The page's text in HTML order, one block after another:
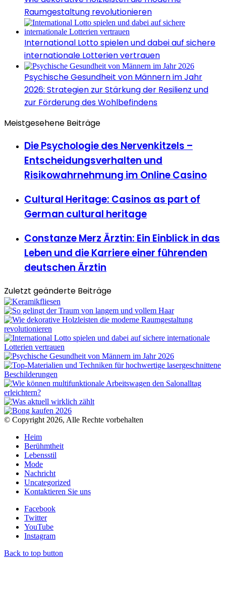
Raumgestaltung revolutionieren
International Lotto spielen und dabei auf sichere
internationale Lotterien vertrauen
Psychische Gesundheit von Männern im Jahr
2026: Strategien zur Stärkung der Resilienz und
zur Förderung des Wohlbefindens
Meistgesehene Beiträge
Die Psychologie des Nervenkitzels –
Entscheidungsverhalten und
Risikowahrnehmung im Online Casino
Cultural Heritage: Casinos as part of
German cultural heritage
Constanze Merz Ärztin: Ein Einblick in das
Leben und die Karriere einer führenden
deutschen Ärztin
Zuletzt geänderte Beiträge
© Copyright 2026, Alle Rechte vorbehalten
Heim
Berühmtheit
Lebensstil
Mode
Nachricht
Uncategorized
Kontaktieren Sie uns
Facebook
Twitter
YouTube
Instagram
Back to top button